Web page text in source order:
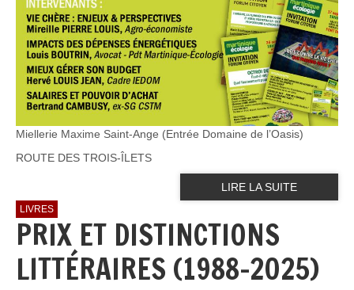
Miellerie Maxime Saint-Ange (Entrée Domaine de l’Oasis)
ROUTE DES TROIS-ÎLETS
LIRE LA SUITE
LIVRES
PRIX ET DISTINCTIONS
LITTÉRAIRES (1988-2025)